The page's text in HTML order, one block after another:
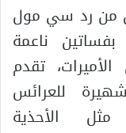
من رد سي مول
ناعمة
تقدم
للعرائس
الأحذية